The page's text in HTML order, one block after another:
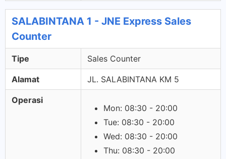
SALABINTANA 1 - JNE Express Sales
Counter
Tipe Sales Counter
Alamat JL. SALABINTANA KM 5
Operasi
Mon: 08:30 - 20:00
Tue: 08:30 - 20:00
Wed: 08:30 - 20:00
Thu: 08:30 - 20:00